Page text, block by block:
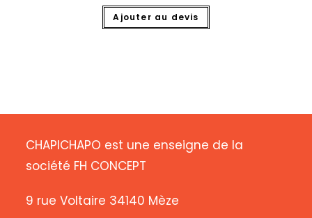
Ajouter au devis
CHAPICHAPO est une enseigne de la
société FH CONCEPT
9 rue Voltaire 34140 Mèze